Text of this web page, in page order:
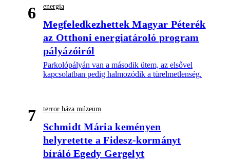
6 energia
Megfeledkezhettek Magyar Péterék
az Otthoni energiatároló program
pályázóiról
Parkolópályán van a második ütem, az elsővel
kapcsolatban pedig halmozódik a türelmetlenség.
7 terror háza múzeum
Schmidt Mária keményen
helyretette a Fidesz-kormányt
bíráló Egedy Gergelyt